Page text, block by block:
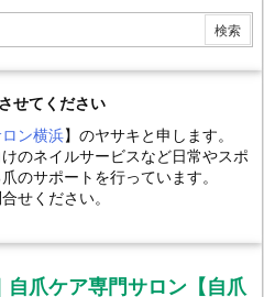
せてください
ン横浜】のヤサキと申します。
のネイルサービスなど日常やスポ
のサポートを行っています。
せください。
自爪ケア専門サロン【自爪